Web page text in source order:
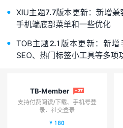
XIU主题7.7版本更新：新增兼
手机端底部菜单和一些优化
TOB主题2.1版本更新：新
SEO、热门标签小工具等多项
TB-Member 
支持付费阅读/下载、手机号登
录、社交登录
¥ 180